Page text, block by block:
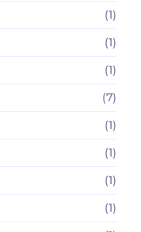
(1)
(1)
(1)
(7)
(1)
(1)
(1)
(1)